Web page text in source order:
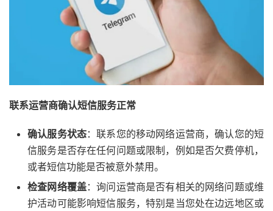
联系运营商确认短信服务正常
确认服务状态：联系您的移动网络运营商，确认您的短
信服务是否存在任何问题或限制，例如是否欠费停机，
或者短信功能是否被意外禁用。
检查网络覆盖：询问运营商是否有相关的网络问题或维
护活动可能影响短信服务，特别是当您处在边远地区或